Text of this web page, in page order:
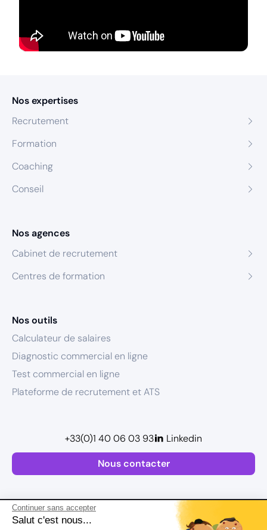
Continuer sans accepter
Salut c'est nous...
Nos expertises
Recrutement
Formation
Coaching
Conseil
Nos agences
Cabinet de recrutement
Centres de formation
Nos outils
Calculateur de salaires
Diagnostic commercial en ligne
Test commercial en ligne
Plateforme de recrutement et ATS
Nous contacter
+33(0)1 40 06 03 93 Linkedin